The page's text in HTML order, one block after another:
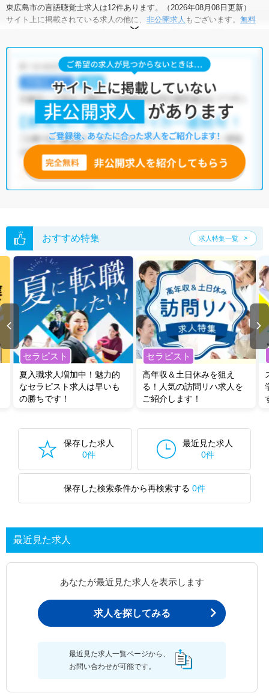
東広島市の言語聴覚士求人は12件あります。（2026年08月08日更新）
サイト上に掲載されている求人の他に、 非公開求人 もございます。 無料
にお申し込みいただくと、全求人からご希望条件に合
東広島市の言語聴覚士求人では以下のような条件が人気です。
積極採用中・住宅手当・補助あり・ ・
・病院・介護福祉施設・訪問リハビリ(在宅医療)・ 小児リハビリ
他の条件でも人気の求人がございますので、「こだわり条件」から検索
いただくか、お気軽にお問い合わせください。
全国の言語聴覚士求人から検索いただくことも可能です。
無料転職支援サービス
にお申し込みいただくと、ご希望条件をヒアリン
グした上で求人をご提案いたします。
ご希望条件がまだ定まっていない方は人気の希望条件をピックアップし
おすすめ特集 求人特集一覧
セラピスト
夏入職求人増加中！魅力的
なセラピスト求人は早いも
の勝ちです！
セラピスト
高年収＆土日休みを狙え
る！人気の訪問リハ求人を
ご紹介します！
保存した求人
0件
最近見た求人
0件
保存した検索条件から再検索する 0件
最近見た求人
あなたが最近見た求人を表示します
求人を探してみる
最近見た求人一覧ページから、
お問い合わせが可能です。